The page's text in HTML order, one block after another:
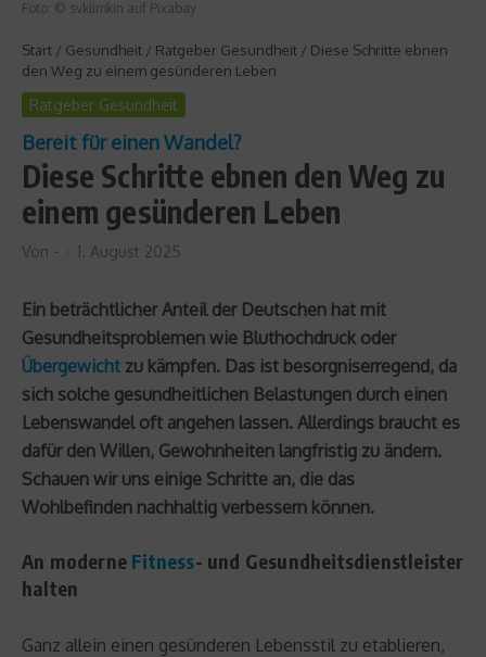
Foto: © svklimkin auf Pixabay
Start / Gesundheit / Ratgeber Gesundheit / Diese Schritte ebnen
den Weg zu einem gesünderen Leben
Ratgeber Gesundheit
Bereit für einen Wandel?
Diese Schritte ebnen den Weg zu
einem gesünderen Leben
Von - 1. August 2025
Ein beträchtlicher Anteil der Deutschen hat mit
Gesundheitsproblemen wie Bluthochdruck oder
Übergewicht zu kämpfen. Das ist besorgniserregend, da
sich solche gesundheitlichen Belastungen durch einen
Lebenswandel oft angehen lassen. Allerdings braucht es
dafür den Willen, Gewohnheiten langfristig zu ändern.
Schauen wir uns einige Schritte an, die das
Wohlbefinden nachhaltig verbessern können.
An moderne Fitness- und Gesundheitsdienstleister
halten
Ganz allein einen gesünderen Lebensstil zu etablieren,